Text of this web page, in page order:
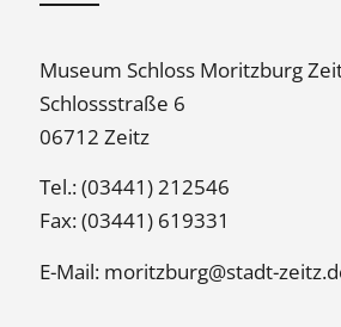
Museum Schloss Moritzburg
Schlossstraße 6
06712 Zeitz
Tel.: (03441) 212546
Fax: (03441) 619331
E-Mail: moritzburg@stadt-